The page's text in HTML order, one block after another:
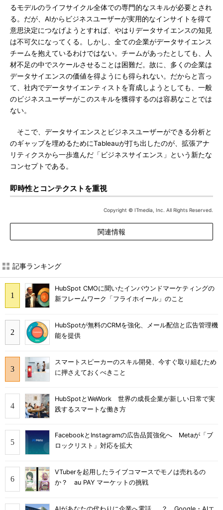
るモデルのライフサイクル全体での専門的なスキルが必要とされ
る。だが、AIからビジネスユーザーが実用的なインサイトを得て
意思決定につなげようとすれば、やはりデータサイエンスの知見
は不可欠になってくる。しかし、全ての企業がデータサイエンス
チームを抱えているわけではない。チームがあったとしても、人
材不足の中でスケールさせることは困難だ。故に、多くの企業は
データサイエンスの価値を得ようにも得られない。だからと言っ
て、社内でデータサイエンティストを育成しようとしても、一般
のビジネスユーザーがこのスキルを獲得するのは容易なことでは
ない。
そこで、データサイエンスとビジネスユーザーができる分析と
のギャップを埋めるためにTableauが打ち出したのが、拡張アナ
リティクスから一歩進んだ「ビジネスサイエンス」という新たな
コンセプトである。
即時性とコンテクストを重視
Copyright © ITmedia, Inc. All Rights Reserved.
関連情報
記事ランキング
HubSpot CMOに聞いたインバウンドマーケティングの
新フレームワーク「フライホイール」のこと
HubSpotが無料のCRMを強化、メール配信と広告管理機
能を提供
スマートスピーカーのスキル開発、今すぐ取り組むため
に押さえておくべきこと
HubSpotとWeWork 世界の成長企業が新しい日常で実
践するスマートな働き方
FacebookとInstagramの広告品質強化へ Metaが「ブ
ロックリスト」対応を拡大
VTuberを起用したライブコマースでモノは売れるの
か？ au PAY マーケットの挑戦